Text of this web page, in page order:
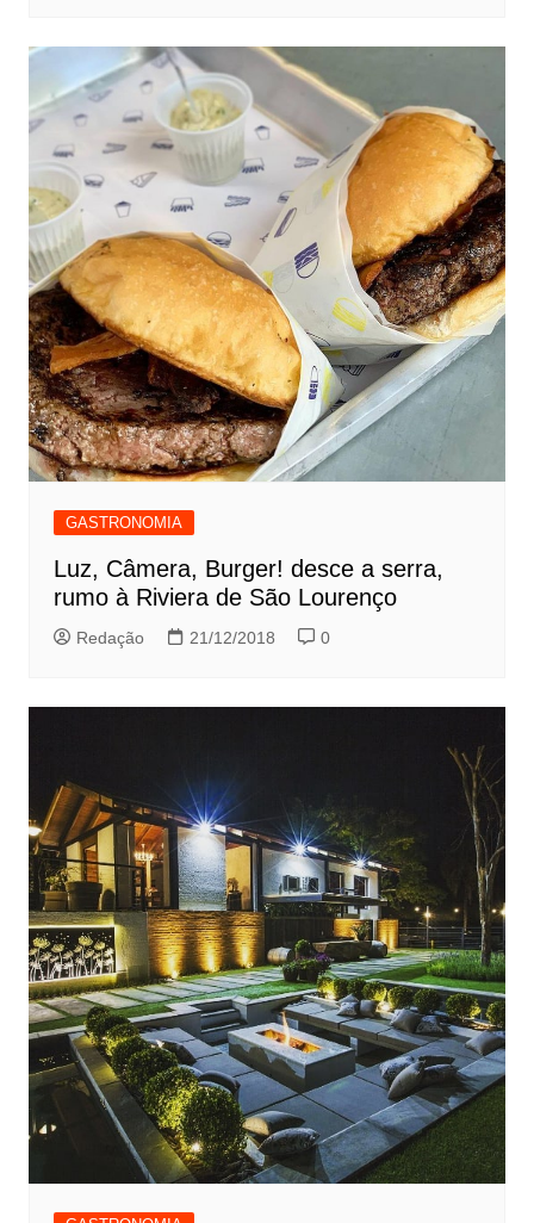
GASTRONOMIA
Luz, Câmera, Burger! desce a serra,
rumo à Riviera de São Lourenço
Redação 21/12/2018 0